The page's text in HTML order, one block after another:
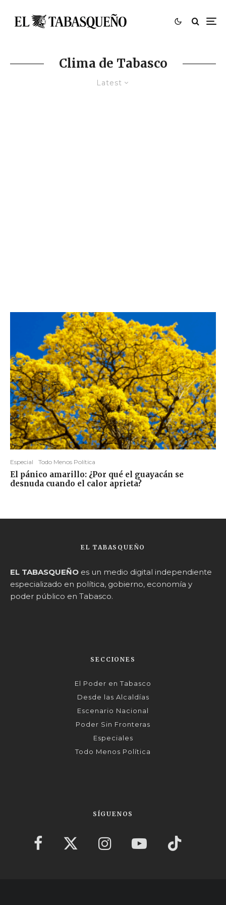
Clima de Tabasco
Latest
Especial Todo Menos Política
El pánico amarillo: ¿Por qué el guayacán se
desnuda cuando el calor aprieta?
EL TABASQUEÑO
EL TABASQUEÑO es un medio digital independiente
especializado en política, gobierno, economía y
poder público en Tabasco.
SECCIONES
El Poder en Tabasco
Desde las Alcaldías
Escenario Nacional
Poder Sin Fronteras
Especiales
Todo Menos Política
SÍGUENOS